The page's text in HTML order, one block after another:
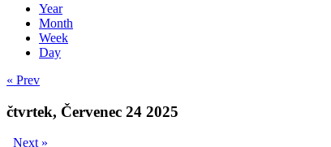
Year
Month
Week
Day
« Prev
čtvrtek, Červenec 24 2025
Next »